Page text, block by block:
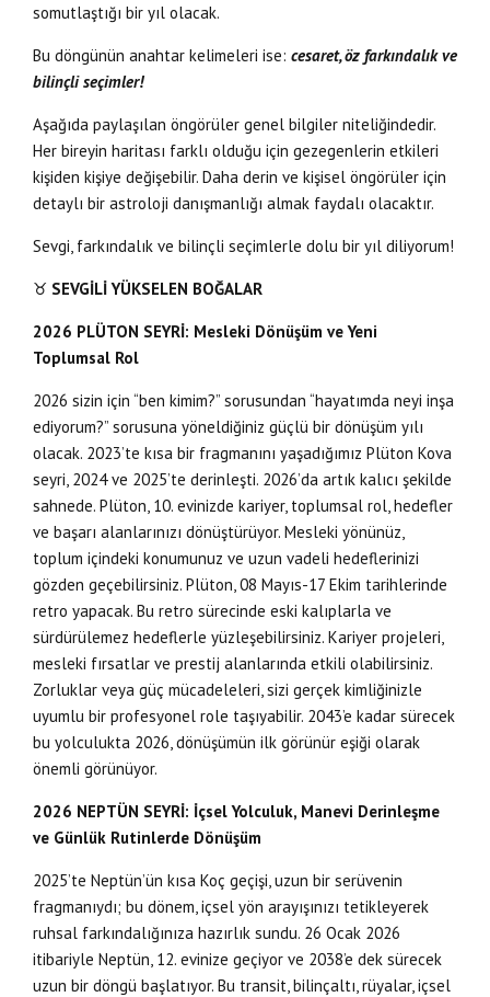
somutlaştığı bir yıl olacak.
Bu döngünün anahtar kelimeleri ise: cesaret, öz farkındalık ve
bilinçli seçimler!
Aşağıda paylaşılan öngörüler genel bilgiler niteliğindedir.
Her bireyin haritası farklı olduğu için gezegenlerin etkileri
kişiden kişiye değişebilir. Daha derin ve kişisel öngörüler için
detaylı bir astroloji danışmanlığı almak faydalı olacaktır.
Sevgi, farkındalık ve bilinçli seçimlerle dolu bir yıl diliyorum!
♉ SEVGİLİ YÜKSELEN BOĞALAR
2026 PLÜTON SEYRİ: Mesleki Dönüşüm ve Yeni
Toplumsal Rol
2026 sizin için “ben kimim?” sorusundan “hayatımda neyi inşa
ediyorum?” sorusuna yöneldiğiniz güçlü bir dönüşüm yılı
olacak. 2023’te kısa bir fragmanını yaşadığımız Plüton Kova
seyri, 2024 ve 2025’te derinleşti. 2026’da artık kalıcı şekilde
sahnede. Plüton, 10. evinizde kariyer, toplumsal rol, hedefler
ve başarı alanlarınızı dönüştürüyor. Mesleki yönünüz,
toplum içindeki konumunuz ve uzun vadeli hedeflerinizi
gözden geçebilirsiniz. Plüton, 08 Mayıs-17 Ekim tarihlerinde
retro yapacak. Bu retro sürecinde eski kalıplarla ve
sürdürülemez hedeflerle yüzleşebilirsiniz. Kariyer projeleri,
mesleki fırsatlar ve prestij alanlarında etkili olabilirsiniz.
Zorluklar veya güç mücadeleleri, sizi gerçek kimliğinizle
uyumlu bir profesyonel role taşıyabilir. 2043’e kadar sürecek
bu yolculukta 2026, dönüşümün ilk görünür eşiği olarak
önemli görünüyor.
2026 NEPTÜN SEYRİ: İçsel Yolculuk, Manevi Derinleşme
ve Günlük Rutinlerde Dönüşüm
2025’te Neptün’ün kısa Koç geçişi, uzun bir serüvenin
fragmanıydı; bu dönem, içsel yön arayışınızı tetikleyerek
ruhsal farkındalığınıza hazırlık sundu. 26 Ocak 2026
itibariyle Neptün, 12. evinize geçiyor ve 2038’e dek sürecek
uzun bir döngü başlatıyor. Bu transit, bilinçaltı, rüyalar, içsel